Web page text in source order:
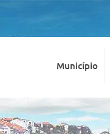
Município